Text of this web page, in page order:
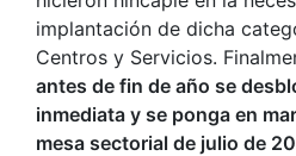
implantación de dicha
Centros y Servicios.
antes de fin de año se
inmediata y se ponga en
mesa sectorial de julio de